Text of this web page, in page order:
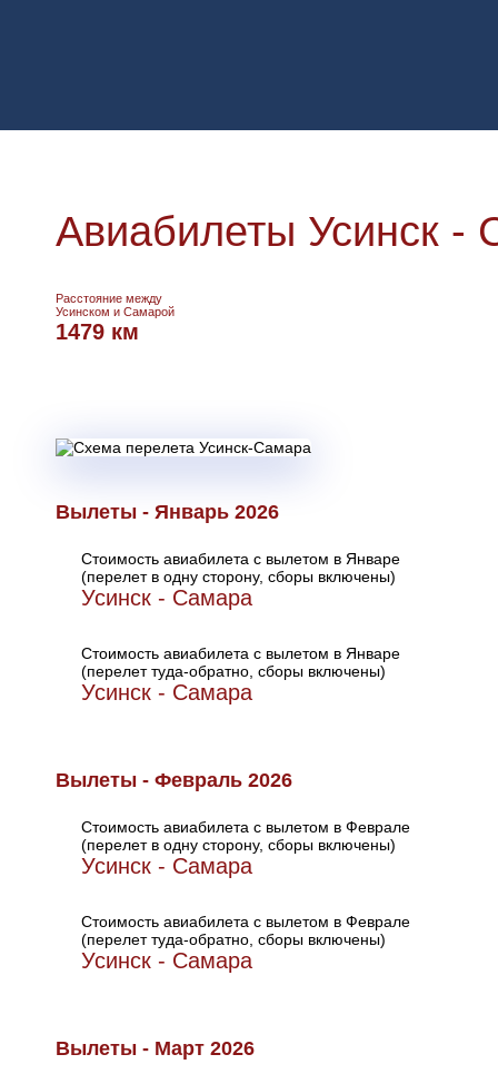
Авиабилеты Усинск -
Расстояние между
Усинском и Самарой
1479 км
Вылеты - Январь 2026
Стоимость авиабилета с вылетом в Январе
(перелет в одну сторону, сборы включены)
Усинск - Самара
Стоимость авиабилета с вылетом в Январе
(перелет туда-обратно, сборы включены)
Усинск - Самара
Вылеты - Февраль 2026
Стоимость авиабилета с вылетом в Феврале
(перелет в одну сторону, сборы включены)
Усинск - Самара
Стоимость авиабилета с вылетом в Феврале
(перелет туда-обратно, сборы включены)
Усинск - Самара
Вылеты - Март 2026